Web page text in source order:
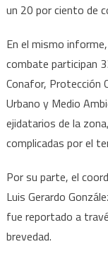
un 20 por ciento de
En el mismo
combate participan
Conafor, Protección
Urbano y Medio
ejidatarios de la
complicadas por el
Por su parte, el
Luis Gerardo
fue reportado a
brevedad.